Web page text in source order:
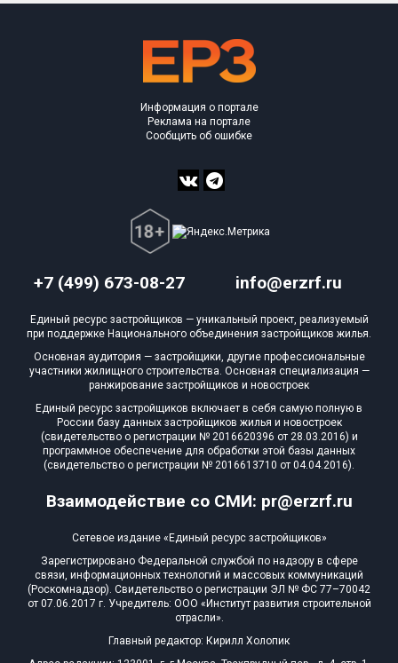
+7 (499) 673-08-27 info@erzrf.ru
Взаимодействие со СМИ: pr@erzrf.ru
Информация о портале
Реклама на портале
Сообщить об ошибке
Единый ресурс застройщиков — уникальный проект, реализуемый
при поддержке Национального объединения застройщиков жилья.
Основная аудитория — застройщики, другие профессиональные
участники жилищного строительства. Основная специализация —
ранжирование застройщиков и новостроек
Единый ресурс застройщиков включает в себя самую полную в
России базу данных застройщиков жилья и новостроек
(свидетельство о регистрации № 2016620396 от 28.03.2016) и
программное обеспечение для обработки этой базы данных
(свидетельство о регистрации № 2016613710 от 04.04.2016).
Сетевое издание «Единый ресурс застройщиков»
Зарегистрировано Федеральной службой по надзору в сфере
связи, информационных технологий и массовых коммуникаций
(Роскомнадзор). Свидетельство о регистрации ЭЛ № ФС 77–70042
от 07.06.2017 г. Учредитель: ООО «Институт развития строительной
отрасли».
Главный редактор: Кирилл Холопик